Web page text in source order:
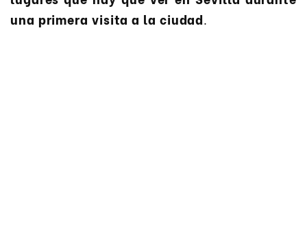
una primera visita a la ciudad.